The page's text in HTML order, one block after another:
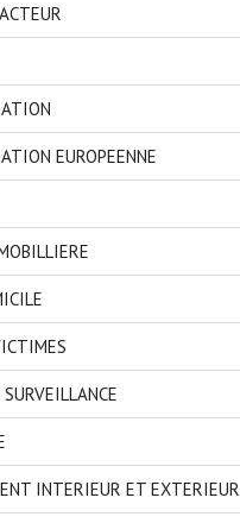
EUROPEENNE
INTERIEUR ET EXTERIEUR